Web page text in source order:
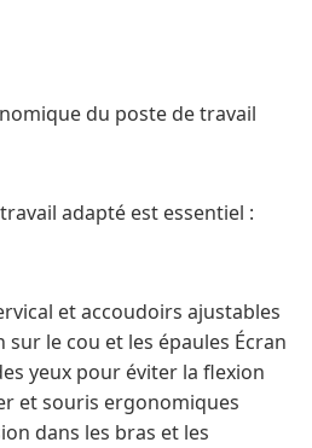
du poste de travail
adapté est essentiel :
et accoudoirs ajustables
le cou et les épaules Écran
yeux pour éviter la flexion
et souris ergonomiques
dans les bras et les